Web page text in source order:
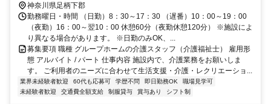
神奈川県足柄下郡
勤務曜日・時間 （日勤）8：30～17：30 （遅番）10：00～19：00
（夜勤）16：00～翌10：00 休憩60分（夜勤休憩120分） ※施設によ
り異なる場合があります。 ※日勤のみOK、...
募集要項 職種 グループホームの介護スタッフ（介護福祉士） 雇用形
態 アルバイト / パート 仕事内容 施設内で、介護業務をお願いしま
す。 ご利用者のニーズに合わせて生活支援・介護・レクリエーショ...
業界未経験者歓迎 60代も応募可 学歴不問 即日勤務OK
職場見学可
未経験者歓迎
交通費全額支給 制服貸与 賞与あり シフト制